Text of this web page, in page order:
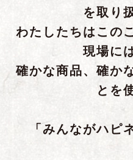
を取り
わたしたちはこの
現場に
確かな商品、確か
とを
「みんながハピ